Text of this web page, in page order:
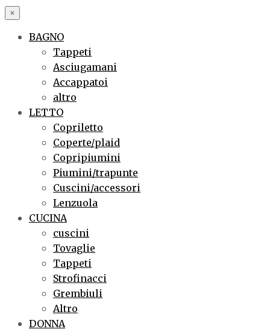
×
BAGNO
Tappeti
Asciugamani
Accappatoi
altro
LETTO
Copriletto
Coperte/plaid
Copripiumini
Piumini/trapunte
Cuscini/accessori
Lenzuola
CUCINA
cuscini
Tovaglie
Tappeti
Strofinacci
Grembiuli
Altro
DONNA